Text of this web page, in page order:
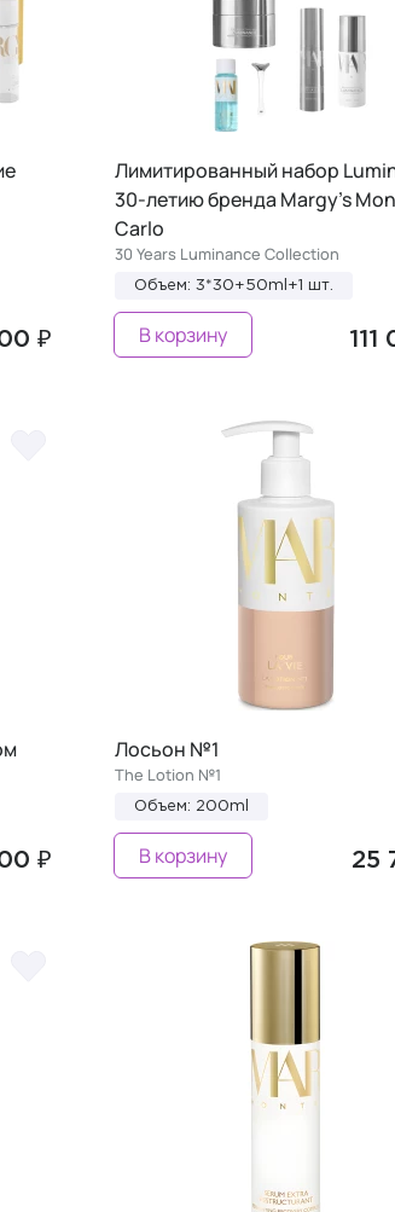
₽
Лимитированный набор
30-летию бренда Margy's
Carlo
30 Years Luminance Collection
Объем: 3*30+50ml+1 шт.
111
В корзину
₽
Лосьон №1
The Lotion №1
Объем: 200ml
25
В корзину